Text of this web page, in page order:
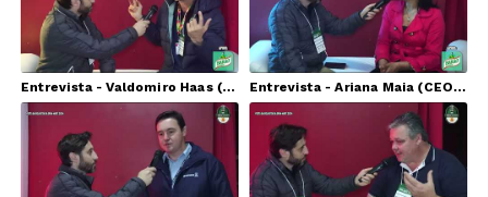
Entrevista - Valdomiro Haas (Secretaria Estadual da Agricultura, Pecuária e Irrigação -SEAPI) Entrevista - Ariana Maia (CEO da Inovamate)